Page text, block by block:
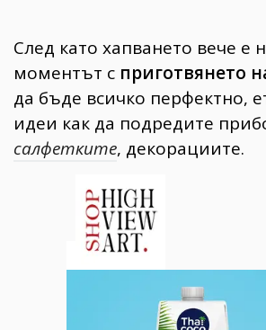
След като хапването вече е
моментът с приготвянето
да бъде всичко перфектно,
идеи как да подредите
салфетките, декорациите.